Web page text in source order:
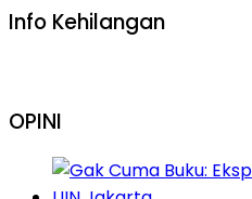
Info Kehilangan
OPINI